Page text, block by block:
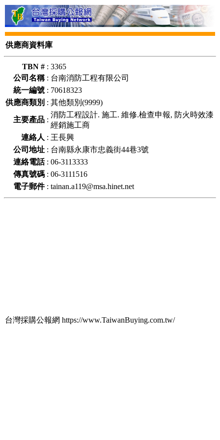
供應商資料庫
TBN # : 3365
公司名稱: 台南消防工程有限公司
統一編號 : 70618323
供應商類別 : 其他類別(9999)
主要產品 :
消防工程設計. 施工. 維修.檢查申報, 防火時效漆
經銷施工商
連絡人 : 王長興
公司地址 : 台南縣永康市忠義街44巷3號
連絡電話: 06-3113333
傳真號碼 : 06-3111516
電子郵件: tainan.a119@msa.hinet.net
台灣採購公報網 https://www.TaiwanBuying.com.tw/